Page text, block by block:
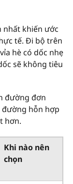
khiến ước
tế. Đi bộ trên
hè có dốc nhẹ
sẽ không tiêu
đường đơn
đường hỗn hợp
hơn.
Khi nào nên
chọn